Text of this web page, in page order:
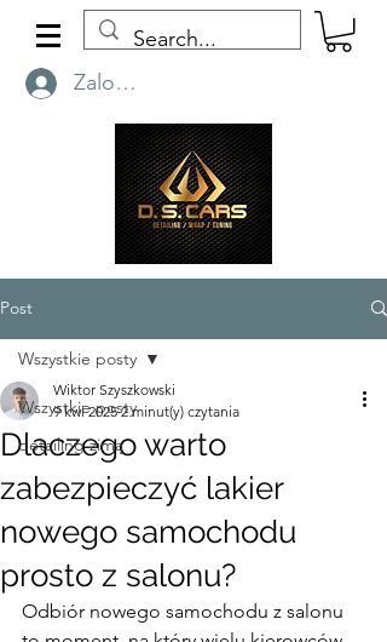
Zaloguj się
Post
Wszystkie posty
detailing zimą
Wszystkie posty
Dlaczego warto
zabezpieczyć lakier
nowego samochodu
prosto z salonu?
Wiktor Szyszkowski
9 kwi 2025 2 minut(y) czytania
Odbiór nowego samochodu z salonu